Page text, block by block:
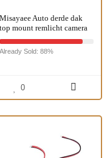
Misayaee Auto derde dak
top mount remlicht camera
(E9) remlicht
achteruitrijcamera voor
Jumper III Ducato X250
Already Sold: 88%
0